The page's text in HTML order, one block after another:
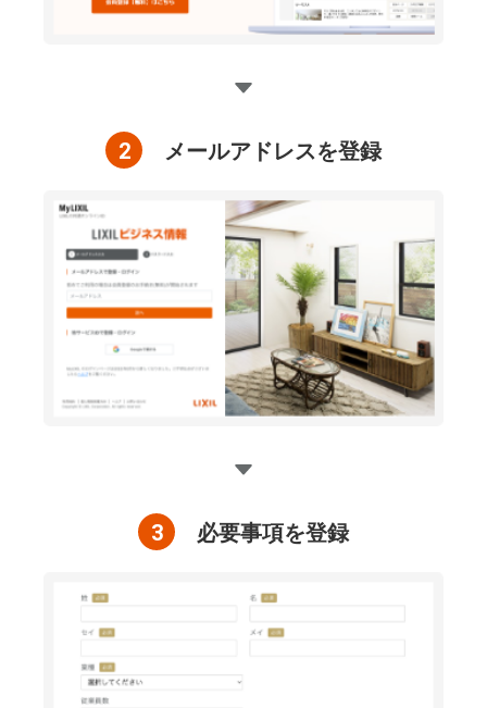
2 メールアドレスを登録
3 必要事項を登録